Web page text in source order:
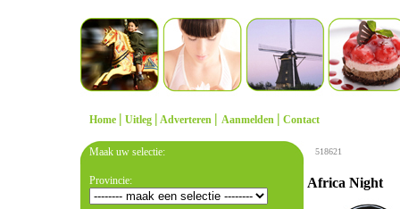
Home | Uitleg | Adverteren | Aanmelden | Contact
Maak uw selectie:
Provincie:
518621
Africa Night